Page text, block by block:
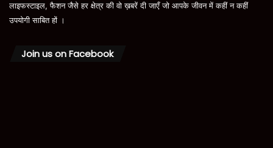
लाइफस्टाइल, फैशन जैसे हर क्षेत्र की वो ख़बरें दी जाएँ जो आपके जीवन में कहीं न कहीं
उपयोगी साबित हों ।
Join us on Facebook